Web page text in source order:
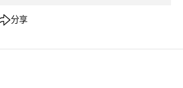
分享